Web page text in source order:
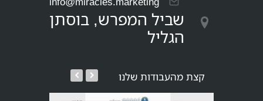
שביל המפרש, בוסתן
הגליל
קצת מהעבודות שלנו